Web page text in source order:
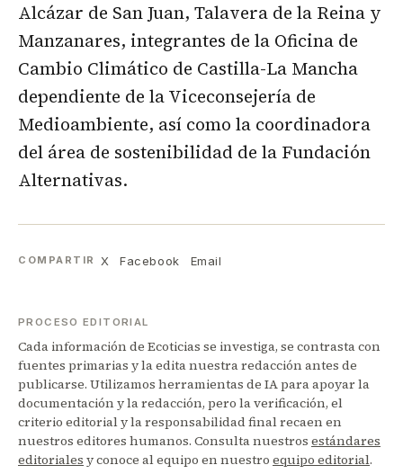
Alcázar de San Juan, Talavera de la Reina y
Manzanares, integrantes de la Oficina de
Cambio Climático de Castilla-La Mancha
dependiente de la Viceconsejería de
Medioambiente, así como la coordinadora
del área de sostenibilidad de la Fundación
Alternativas.
COMPARTIR X Facebook Email
PROCESO EDITORIAL
Cada información de Ecoticias se investiga, se contrasta con
fuentes primarias y la edita nuestra redacción antes de
publicarse. Utilizamos herramientas de IA para apoyar la
documentación y la redacción, pero la verificación, el
criterio editorial y la responsabilidad final recaen en
nuestros editores humanos. Consulta nuestros estándares
editoriales y conoce al equipo en nuestro equipo editorial.